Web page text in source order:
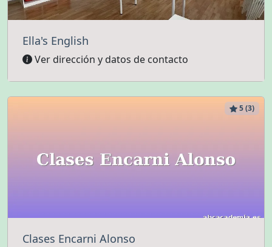
Ella's English
Ver dirección y datos de contacto
5 (3)
Clases Encarni Alonso